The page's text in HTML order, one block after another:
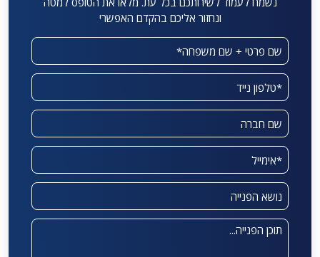
ונחזור אליכם בהקדם האפשרי